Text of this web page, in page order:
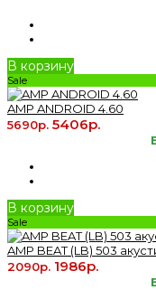
В корзину
Sale
AMP ANDROID 4.60
5690р. 5406р.
В корзину
Sale
AMP BEAT (LB) 503
2090р. 1986р.